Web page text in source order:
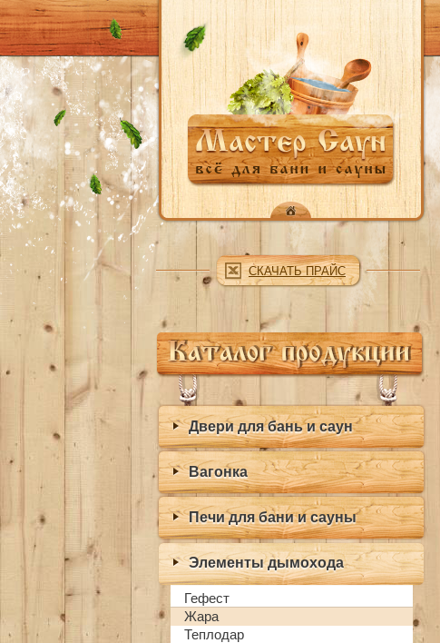
Перейти к основному содержанию
СКАЧАТЬ ПРАЙС
Двери для бань и саун
Вагонка
Печи для бани и сауны
Элементы дымохода
Гефест
Жара
Теплодар